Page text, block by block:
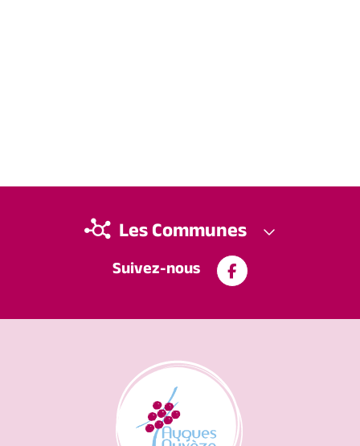
Suivez-nous
Les Communes